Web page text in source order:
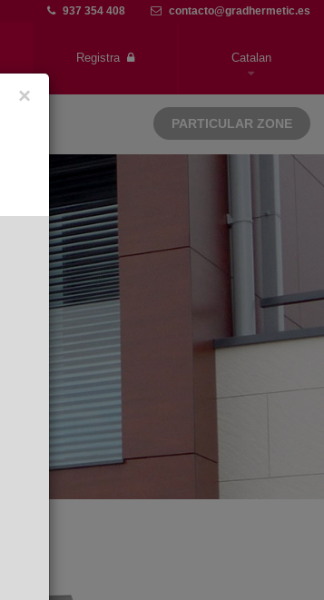
937 354 408 contacto@gradhermetic.es
Catalan
Registra
PARTICULAR ZONE
×